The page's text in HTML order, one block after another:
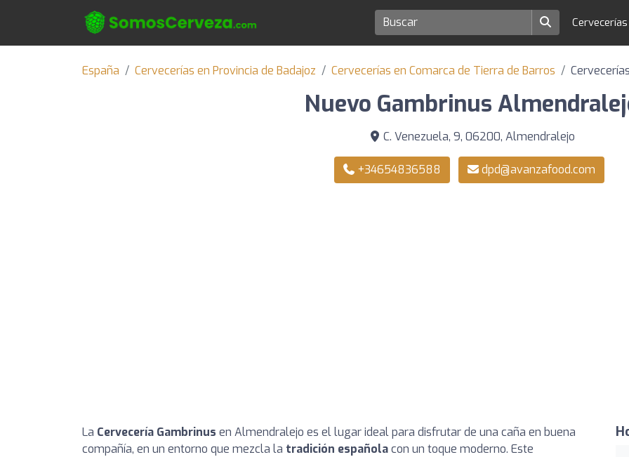
Cervecerías
España Cervecerías en Provincia de Badajoz Cervecerías en Comarca de Tierra de Barros
Nuevo Gambrinus
C. Venezuela, 9, 06200, Almendralejo
+34654836588 dpd@avanzafood.com
La Cervecería Gambrinus en Almendralejo es el lugar ideal para disfrutar de una caña en buena
compañía, en un entorno que mezcla la tradición españolacon un toque moderno. Este